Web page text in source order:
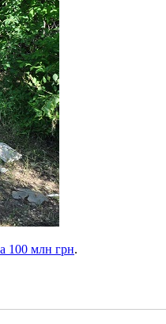
100 млн грн.